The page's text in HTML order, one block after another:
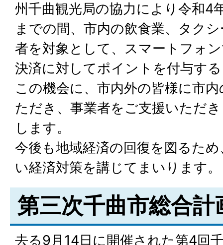
州千曲観光局の協力により令和4
までの間、市内の飲食業、タク
者を対象として、スマートフォ
決済に対してポイントを付与す
この機会に、市内外の皆様に市
ただき、事業者をご支援いただ
します。
今後も地域経済の回復を図るた
い経済対策を講じてまいります。
第三次千曲市総合計
去る9月14日に開催された第4回